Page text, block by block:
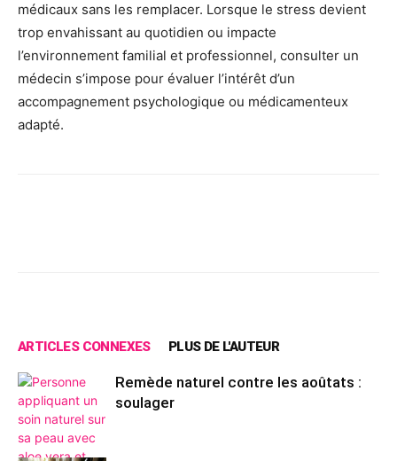
médicaux sans les remplacer. Lorsque le stress devient
trop envahissant au quotidien ou impacte
l’environnement familial et professionnel, consulter un
médecin s’impose pour évaluer l’intérêt d’un
accompagnement psychologique ou médicamenteux
adapté.
ARTICLES CONNEXES PLUS DE L'AUTEUR
Remède naturel contre les aoûtats :
soulager